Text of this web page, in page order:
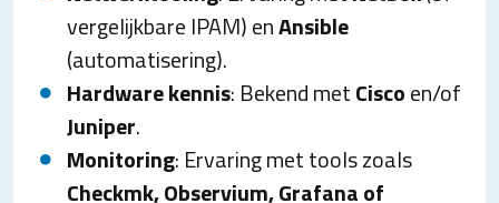
vergelijkbare IPAM) enAnsible
(automatisering).
Hardware kennis: Bekend metCiscoen/of
Juniper.
Monitoring: Ervaring met tools zoals
Checkmk, Observium, Grafana of